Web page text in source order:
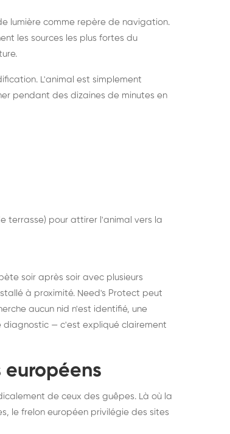
lumière comme repère de navigation.
les sources les plus fortes du
L'animal est simplement
pendant des dizaines de minutes en
terrasse) pour attirer l'animal vers la
soir après soir avec plusieurs
à proximité. Need's Protect peut
aucun nid n'est identifié, une
— c'est expliqué clairement
européens
de ceux des guêpes. Là où la
le frelon européen privilégie des sites